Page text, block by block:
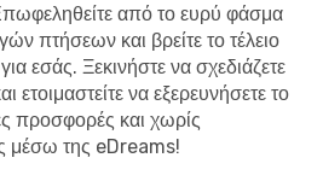
από το ευρύ φάσμα
πτήσεων και βρείτε το τέλειο
εσάς. Ξεκινήστε να σχεδιάζετε
ετοιμαστείτε να εξερευνήσετε το
προσφορές και χωρίς
μέσω της eDreams!